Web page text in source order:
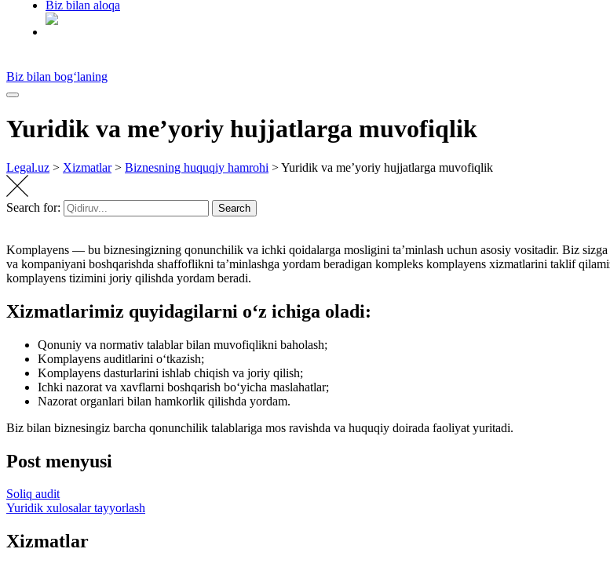
Biz bilan aloqa
Biz bilan bog‘laning
Yuridik va me’yoriy hujjatlarga muvofiqlik
Legal.uz > Xizmatlar> Biznesning huquqiy hamrohi >Yuridik va me’yoriy hujjatlarga muvofiqlik
Search for: Search
Komplayens — bu biznesingizning qonunchilik va ichki qoidalarga mosligini ta’minlash uchun asosiy vositadir. Biz
va kompaniyani boshqarishda shaffoflikni ta’minlashga yordam beradigan kompleks komplayens xizmatlarini taklif
komplayens tizimini joriy qilishda yordam beradi.
Xizmatlarimiz quyidagilarni oʻz ichiga oladi:
Qonuniy va normativ talablar bilan muvofiqlikni baholash;
Komplayens auditlarini oʻtkazish;
Komplayens dasturlarini ishlab chiqish va joriy qilish;
Ichki nazorat va xavflarni boshqarish boʻyicha maslahatlar;
Nazorat organlari bilan hamkorlik qilishda yordam.
Biz bilan biznesingiz barcha qonunchilik talablariga mos ravishda va huquqiy doirada faoliyat yuritadi.
Post menyusi
Soliq audit
Yuridik xulosalar tayyorlash
Xizmatlar